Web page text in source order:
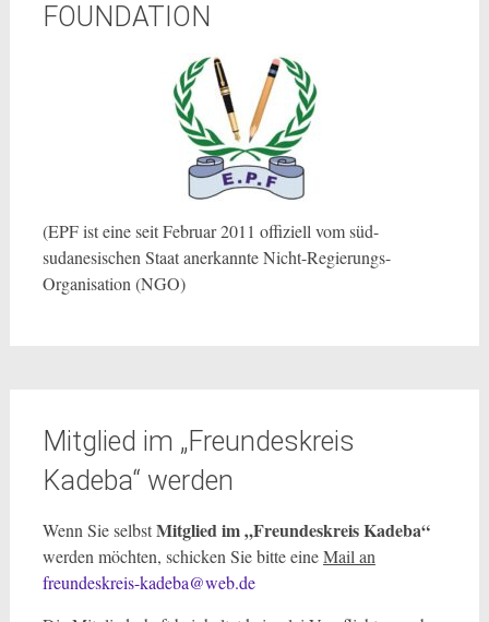
FOUNDATION
(EPF ist eine seit Februar 2011 offiziell vom süd-
sudanesischen Staat anerkannte Nicht-Regierungs-
Organisation (NGO)
Mitglied im „Freundeskreis
Kadeba“ werden
Wenn Sie selbstMitglied im „Freundeskreis Kadeba“
werden möchten, schicken Sie bitte eineMail an
freundeskreis-kadeba@web.de